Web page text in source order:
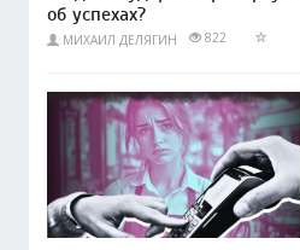
об успехах?
МИХАИЛ ДЕЛЯГИН 822